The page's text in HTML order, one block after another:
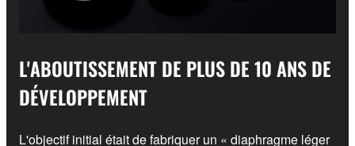
L'ABOUTISSEMENT DE PLUS DE 10 ANS DE
DÉVELOPPEMENT
L'objectif initial était de fabriquer un « diaphragme léger